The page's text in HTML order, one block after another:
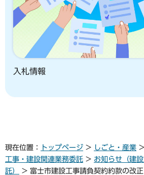
入札情報
現在位置： トップページ > しごと・産業 >
工事・建設関連業務委託 > お知らせ（建
託）
> 富士市建設工事請負契約約款の改